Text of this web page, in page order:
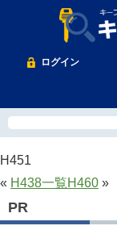
ログイン
H451
« H438一覧H460 »
PR